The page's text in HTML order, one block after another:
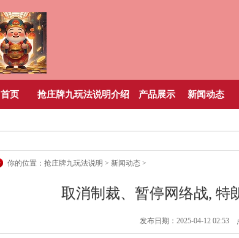
首页 抢庄牌九玩法说明介绍 产品展示 新闻动态
你的位置： 抢庄牌九玩法说明 > 新闻动态 >
取消制裁、暂停网络战, 特
发布日期：2025-04-12 02:53